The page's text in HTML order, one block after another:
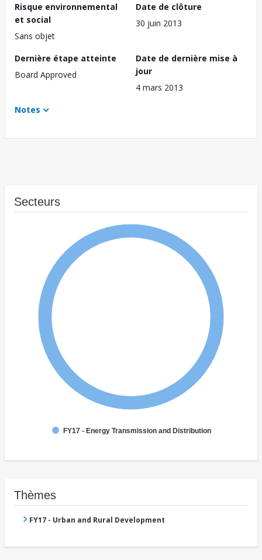
Risque environnemental
et social
Sans objet
Date de clôture
30 juin 2013
Dernière étape atteinte
Board Approved
Date de dernière mise à
jour
4 mars 2013
Notes
Secteurs
FY17 - Energy Transmission and Distribution
Thèmes
FY17 - Urban and Rural Development